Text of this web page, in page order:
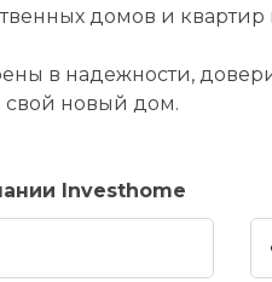
домов и квартир
в надежности,
новый дом.
Investhome